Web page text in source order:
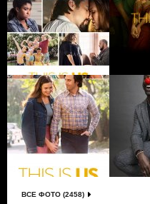
ВСЕ ФОТО (2458)